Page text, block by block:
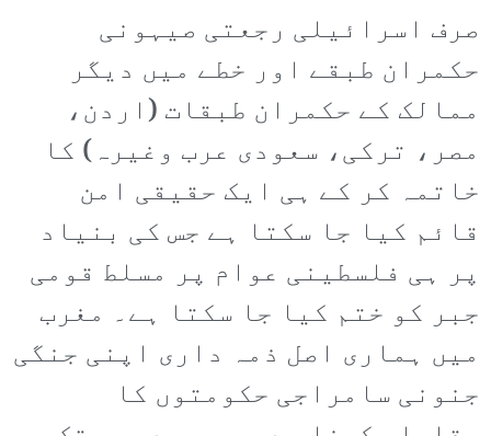
صرف اسرائیلی رجعتی صیہونی
حکمران طبقے اور خطے میں دیگر
ممالک کے حکمران طبقات (اردن،
مصر، ترکی، سعودی عرب وغیرہ) کا
خاتمہ کر کے ہی ایک حقیقی امن
قائم کیا جا سکتا ہے جس کی بنیاد
پر ہی فلسطینی عوام پر مسلط قومی
جبر کو ختم کیا جا سکتا ہے۔ مغرب
میں ہماری اصل ذمہ داری اپنی جنگی
جنونی سامراجی حکومتوں کا